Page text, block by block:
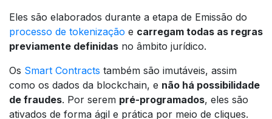
Eles são elaborados durante a etapa de Emissão do
processo de tokenização e carregam todas as regras
previamente definidas no âmbito jurídico.
Os Smart Contracts também são imutáveis, assim
como os dados da blockchain, e não há possibilidade
de fraudes. Por serem pré-programados, eles são
ativados de forma ágil e prática por meio de cliques.